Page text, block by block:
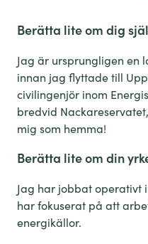
Berätta lite om dig
Jag är ursprungligen en
innan jag flyttade till
civilingenjör inom
bredvid
mig som hemma!
Berätta lite om din
Jag har jobbat
har fokuserat på att
energikällor.